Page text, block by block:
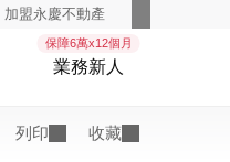
加盟永慶不動產
保障6萬x12個月
業務新人
列印 收藏